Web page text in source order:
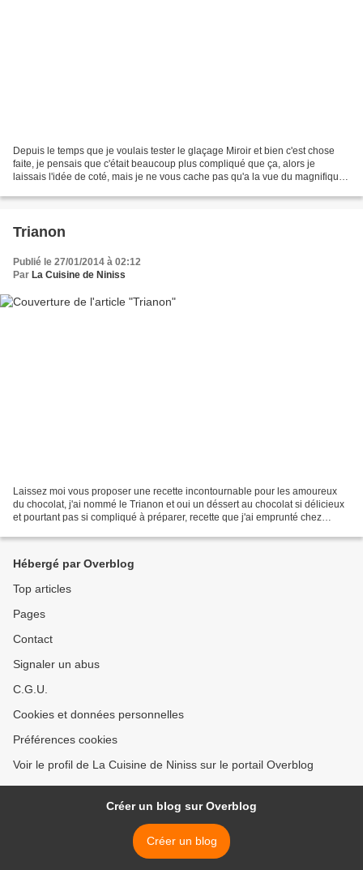
Depuis le temps que je voulais tester le glaçage Miroir et bien c'est chose
faite, je pensais que c'était beaucoup plus compliqué que ça, alors je
laissais l'idée de coté, mais je ne vous cache pas qu'a la vue du magnifique
Trianon
Publié le 27/01/2014 à 02:12
Par La Cuisine de Niniss
Laissez moi vous proposer une recette incontournable pour les amoureux
du chocolat, j'ai nommé le Trianon et oui un déssert au chocolat si délicieux
et pourtant pas si compliqué à préparer, recette que j'ai emprunté chez
Hébergé par Overblog
Top articles
Pages
Contact
Signaler un abus
C.G.U.
Cookies et données personnelles
Préférences cookies
Voir le profil de La Cuisine de Niniss sur le portail Overblog
Créer un blog sur Overblog
Créer un blog